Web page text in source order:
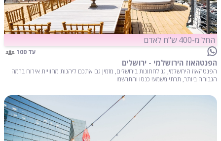
החל מ-400 ש"ח לאדם
עד 100
הפנטהאוז הירושלמי - ירושלים
הפנטהאוז הירושלמי, גג לחתונות בירושלים, מזמין גם אתכם ליהנות מחוויית אירוח ברמה
הגבוהה ביותר, תרתי משמע! כנסו והתרשמו